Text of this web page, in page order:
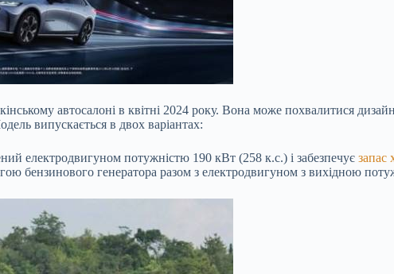
автосалоні в квітні 2024 року. Вона може похвалитися
випускається в двох варіантах:
електродвигуном потужністю 190 кВт (258 к.с.) і забезпечує запас
бензинового генератора разом з електродвигуном з вихідною